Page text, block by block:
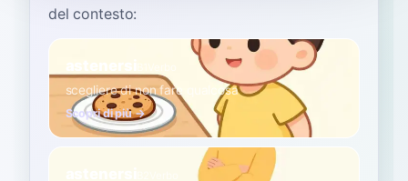
del contesto:
astenersi
scegliere di non fare qualcosa
Scopri di più →